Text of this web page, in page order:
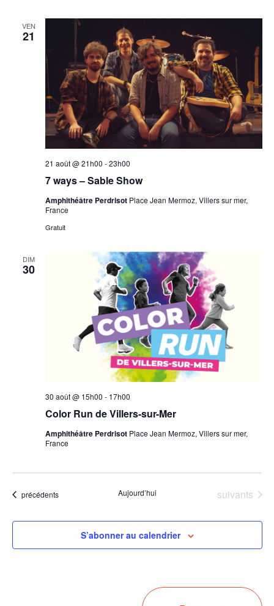
VEN
21
7 ways – Sable Show
21 août @ 21h00 -23h00
Amphithéâtre Perdrisot Place Jean Mermoz, Villers sur mer,
France
Gratuit
DIM
30
Color Run de Villers-sur-Mer
30 août @ 15h00 - 17h00
Amphithéâtre Perdrisot Place Jean Mermoz, Villers sur mer,
France
Évènements
précédents Aujourd’hui Évènements
suivants
S’abonner au calendrier